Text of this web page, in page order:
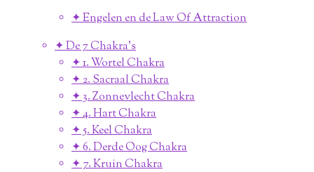
✦ Engelen en de Law Of Attraction
✦ De 7 Chakra's
✦ 1. Wortel Chakra
✦ 2. Sacraal Chakra
✦ 3. Zonnevlecht Chakra
✦ 4. Hart Chakra
✦ 5. Keel Chakra
✦ 6. Derde Oog Chakra
✦ 7. Kruin Chakra